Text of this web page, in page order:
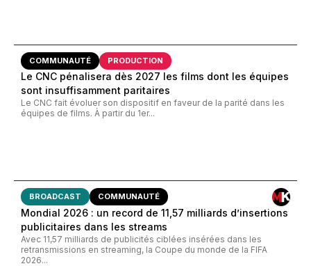
COMMUNAUTÉ PRODUCTION
Le CNC pénalisera dès 2027 les films dont les équipes
sont insuffisamment paritaires
Le CNC fait évoluer son dispositif en faveur de la parité dans les
équipes de films. À partir du 1er...
BROADCAST COMMUNAUTÉ
Mondial 2026 : un record de 11,57 milliards d’insertions
publicitaires dans les streams
Avec 11,57 milliards de publicités ciblées insérées dans les
retransmissions en streaming, la Coupe du monde de la FIFA
2026...